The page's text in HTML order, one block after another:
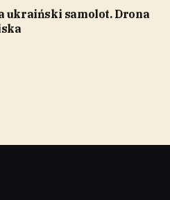
ukraiński samolot. Drona